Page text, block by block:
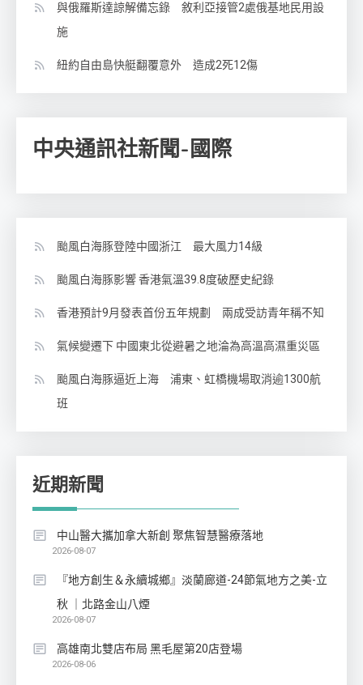
與俄羅斯達諒解備忘錄 敘利亞接管2處俄基地民用設
施
紐約自由島快艇翻覆意外 造成2死12傷
中央通訊社新聞-國際
颱風白海豚登陸中國浙江 最大風力14級
颱風白海豚影響 香港氣溫39.8度破歷史紀錄
香港預計9月發表首份五年規劃 兩成受訪青年稱不知
氣候變遷下 中國東北從避暑之地淪為高溫高濕重災區
颱風白海豚逼近上海 浦東、虹橋機場取消逾1300航
班
近期新聞
中山醫大攜加拿大新創 聚焦智慧醫療落地
2026-08-07
『地方創生＆永續城鄉』淡蘭廊道-24節氣地方之美-立
秋 ｜北路金山八煙
2026-08-07
高雄南北雙店布局 黑毛屋第20店登場
2026-08-06